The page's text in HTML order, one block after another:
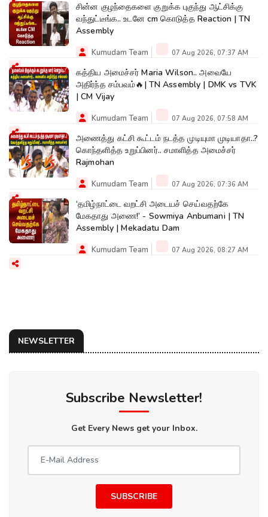
சின்ன குழந்தைகளை குறுக்க புகுந்து ஆட்சிக்கு
வந்துட்டீங்க.. உடனே cm கொடுத்த Reaction | TN
Assembly
Kumudam Team 07 Aug 2026, 07:37 AM
கத்திய அமைச்சர் Maria Wilson.. அவையே
அதிர்ந்த சம்பவம்🔥| TN Assembly | DMK vs TVK
| CM Vijay
Kumudam Team 07 Aug 2026, 07:58 AM
அணைத்து கட்சி கூட்டம் நடத்த முடியுமா முடியாதா..?
கொந்தளித்த உறுப்பினர்.. சமாளித்த அமைச்சர்
Rajmohan
Kumudam Team 07 Aug 2026, 07:36 AM
‘தமிழ்நாட்டை வறட்சி அடையச் செய்வதற்கே
மேகதாது அணை!’ - Sowmiya Anbumani | TN
Assembly | Mekadatu Dam
Kumudam Team 07 Aug 2026, 08:27 AM
NEWSLETTER
Subscribe Newsletter!
Get Every News get your Inbox.
SUBSCRIBE